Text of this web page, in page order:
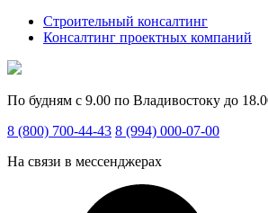
Строительный консалтинг
Консалтинг проектных компаний
По будням с 9.00 по Владивостоку до
8 (800) 700-44-43 8 (994) 000-07-00
На связи в мессенджерах